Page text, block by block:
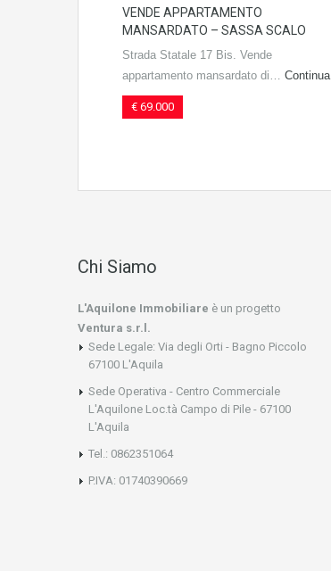
VENDE APPARTAMENTO
MANSARDATO – SASSA SCALO
Strada Statale 17 Bis. Vende
appartamento mansardato di… Continua
€ 69.000
Chi Siamo
L'Aquilone Immobiliare è un progetto
Ventura s.r.l.
Sede Legale: Via degli Orti - Bagno Piccolo
67100 L'Aquila
Sede Operativa - Centro Commerciale
L'Aquilone Loc.tà Campo di Pile - 67100
L'Aquila
Tel.: 0862351064
P.IVA: 01740390669